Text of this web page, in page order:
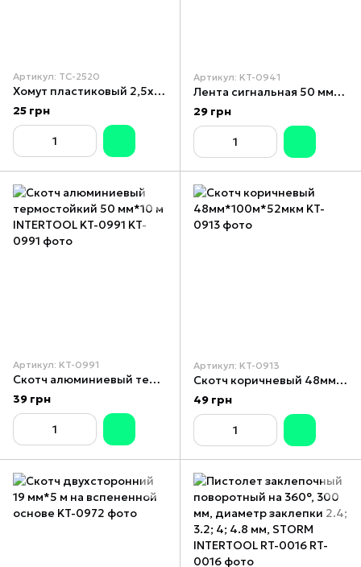
Артикул: TC-2520
Хомут пластиковый 2,5x200 мм, (100 шт/упак), белый INTERTOOL TC-2520
25 грн
Артикул: KT-0941
Лента сигнальная 50 мм*50 м INTERTOOL KT-0941
29 грн
Артикул: KT-0991
Скотч алюминиевый термостойкий 50 мм*10 м INTERTOOL KT-0991
39 грн
Артикул: KT-0913
Скотч коричневый 48мм*100м*52мкм
49 грн